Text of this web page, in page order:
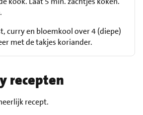
curry en bloemkool over 4 (diepe)
met de takjes koriander.
recepten
recept.